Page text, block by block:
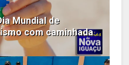
Mundial de
com caminhada